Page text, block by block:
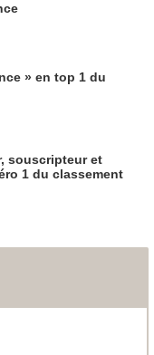
» en top 1 du
souscripteur et
1 du classement